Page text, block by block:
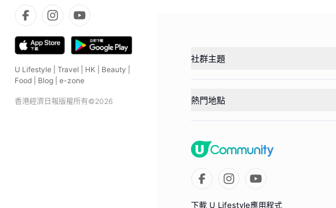
U Lifestyle Travel HK Beauty
Food
Blog e-zone
香港經濟日報版權所有©2026
社群主題
熱門地點
下載 U Lifestyle應用程式